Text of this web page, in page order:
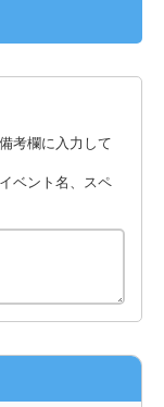
考欄に入力して
ベント名、スペ